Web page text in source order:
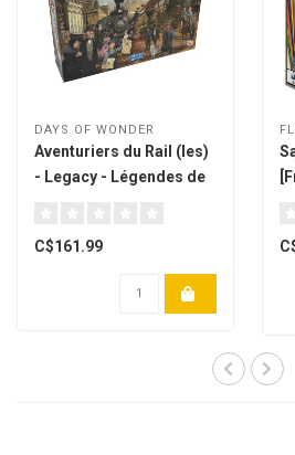
DAYS OF WONDER
Aventuriers du Rail (les)
- Legacy - Légendes de
C$161.99